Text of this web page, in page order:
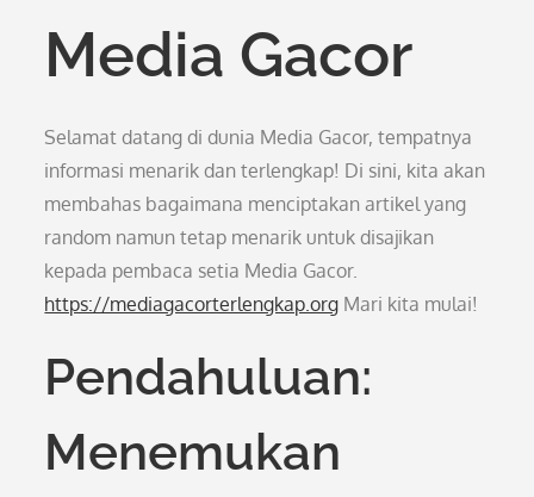
Media Gacor
Selamat datang di dunia Media Gacor, tempatnya
informasi menarik dan terlengkap! Di sini, kita akan
membahas bagaimana menciptakan artikel yang
random namun tetap menarik untuk disajikan
kepada pembaca setia Media Gacor.
https://mediagacorterlengkap.org Mari kita mulai!
Pendahuluan:
Menemukan